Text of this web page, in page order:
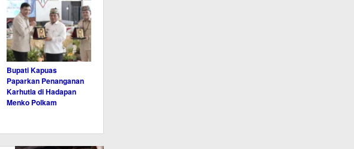
Bupati Kapuas
Paparkan Penanganan
Karhutla di Hadapan
Menko Polkam